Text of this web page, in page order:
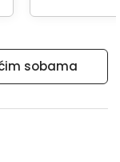
sobama